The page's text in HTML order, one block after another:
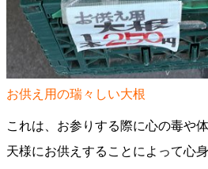
お供え用の瑞々しい大根
これは、お参りする際に心の毒や
天様にお供えすることによって心